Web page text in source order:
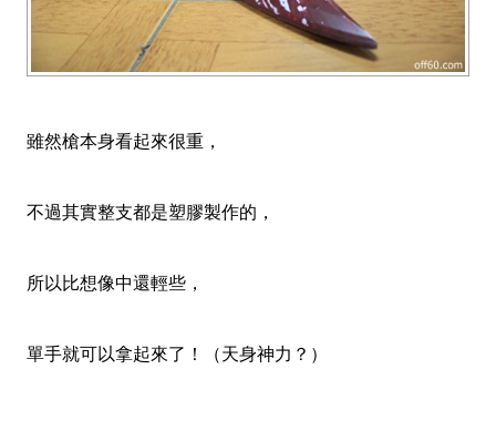
雖然槍本身看起來很重，
不過其實整支都是塑膠製作的，
所以比想像中還輕些，
單手就可以拿起來了！（天身神力？）